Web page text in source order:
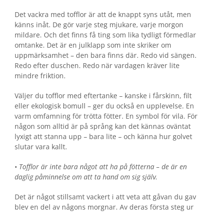
Det vackra med tofflor är att de knappt syns utåt, men
känns inåt. De gör varje steg mjukare, varje morgon
mildare. Och det finns få ting som lika tydligt förmedlar
omtanke. Det är en julklapp som inte skriker om
uppmärksamhet – den bara finns där. Redo vid sängen.
Redo efter duschen. Redo när vardagen kräver lite
mindre friktion.
Väljer du tofflor med eftertanke – kanske i fårskinn, filt
eller ekologisk bomull – ger du också en upplevelse. En
varm omfamning för trötta fötter. En symbol för vila. För
någon som alltid är på språng kan det kännas oväntat
lyxigt att stanna upp – bara lite – och känna hur golvet
slutar vara kallt.
• Tofflor är inte bara något att ha på fötterna – de är en
daglig påminnelse om att ta hand om sig själv.
Det är något stillsamt vackert i att veta att gåvan du gav
blev en del av någons morgnar. Av deras första steg ur